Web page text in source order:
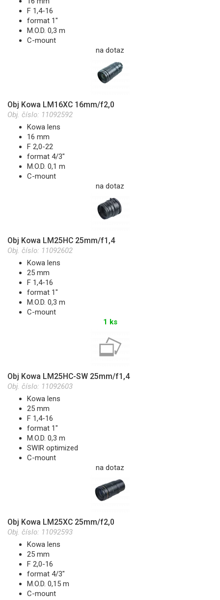
F 1,4-16
format 1"
M.O.D. 0,3 m
C-mount
na dotaz
Obj Kowa LM16XC 16mm/f2,0
Obj. číslo: 11092592
Kowa lens
16 mm
F 2,0-22
format 4/3"
M.O.D. 0,1 m
C-mount
na dotaz
Obj Kowa LM25HC 25mm/f1,4
Obj. číslo: 11092602
Kowa lens
25 mm
F 1,4-16
format 1"
M.O.D. 0,3 m
C-mount
1 ks
Obj Kowa LM25HC-SW 25mm/f1,4
Obj. číslo: 11092603
Kowa lens
25 mm
F 1,4-16
format 1"
M.O.D. 0,3 m
SWIR optimized
C-mount
na dotaz
Obj Kowa LM25XC 25mm/f2,0
Obj. číslo: 11092593
Kowa lens
25 mm
F 2,0-16
format 4/3"
M.O.D. 0,15 m
C-mount